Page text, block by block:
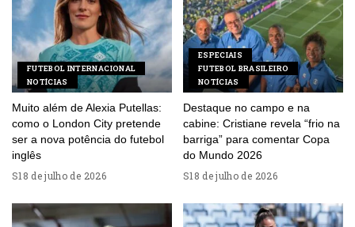
FUTEBOL INTERNACIONAL
NOTÍCIAS
Muito além de Alexia Putellas:
como o London City pretende
ser a nova potência do futebol
inglês
18 de julho de 2026
ESPECIAIS
FUTEBOL BRASILEIRO
NOTÍCIAS
Destaque no campo e na
cabine: Cristiane revela “frio na
barriga” para comentar Copa
do Mundo 2026
18 de julho de 2026